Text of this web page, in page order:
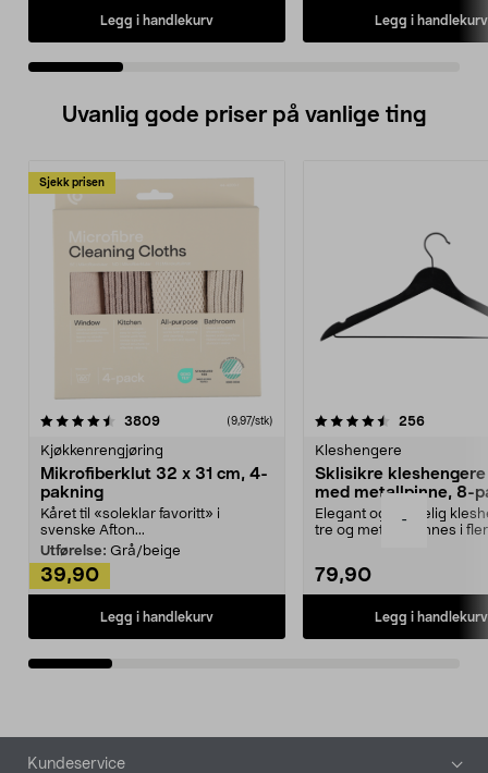
-
Legg i handlekurv Legg i handlekurv
Uvanlig gode priser på vanlige ting
Sjekk prisen
3809anmeldelser(9,97/stk)
Kjøkkenrengjøring
Mikrofiberklut 32 x 31 cm, 4-
pakning
Kåret til «soleklar favoritt» i
svenske Afton...
Utførelse: Grå/beige
39,90
Legg i handlekurv
4.5av 5 stjerner 256
Kleshengere
Sklisikre
med metallpinne, 8-
Elegant og skikkelig
tre og metall – finnes i
79,90
Legg i handlekurv
4.5av 5 stjerner
Bunntekst
Kundeservice